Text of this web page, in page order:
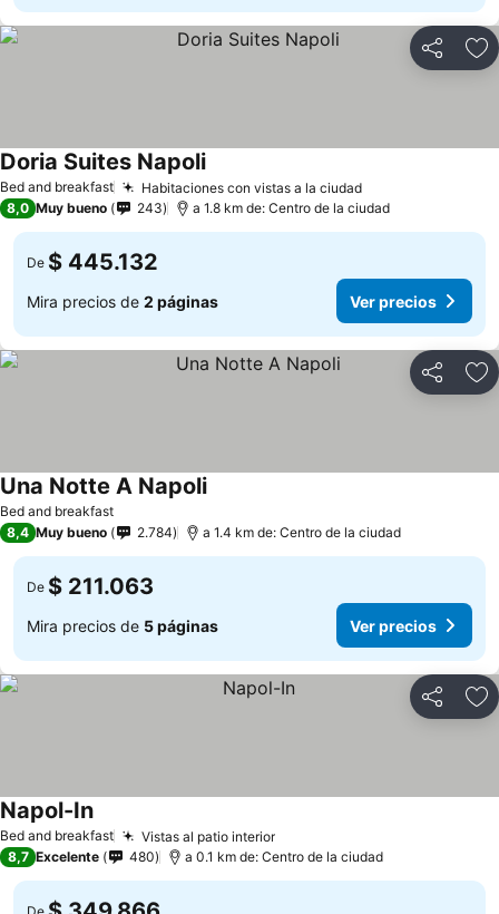
Compartir
Bed and breakfast Habitaciones con vistas a la ciudad
Doria Suites Napoli
8,0 Muy bueno 243 a 1.8 km de: Centro de la ciudad
De $ 445.132
Mira precios de 2 páginas Ver precios
Compartir
Bed and breakfast
Una Notte A Napoli
8,4 Muy bueno 2.784 a 1.4 km de: Centro de la ciudad
De $ 211.063
Mira precios de 5 páginas Ver precios
Compartir
Bed and breakfast Vistas al patio interior
Napol-In
8,7 Excelente 480 a 0.1 km de: Centro de la ciudad
De